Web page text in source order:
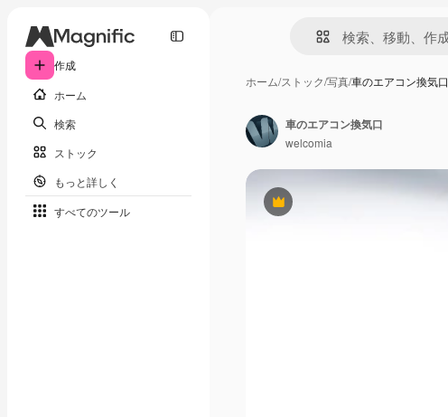
作成
ホーム
検索
ストック
もっと詳しく
すべてのツール
ホーム/ストック/写真/車のエアコン換気口
Premium
車のエアコン換気口
welcomia